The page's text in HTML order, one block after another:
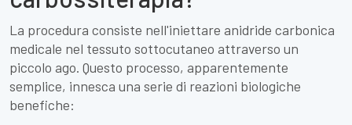
La procedura consiste nell'iniettare anidride carbonica
medicale nel tessuto sottocutaneo attraverso un
piccolo ago. Questo processo, apparentemente
semplice, innesca una serie di reazioni biologiche
benefiche: